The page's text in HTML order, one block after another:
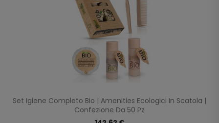
Set Igiene Completo Bio | Amenities Ecologici In Scatola |
Confezione Da 50 Pz